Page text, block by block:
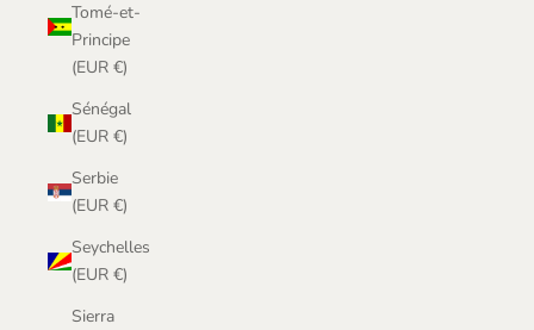
Tomé-et-
Principe
(EUR €)
Sénégal
(EUR €)
Serbie
(EUR €)
Seychelles
(EUR €)
Sierra